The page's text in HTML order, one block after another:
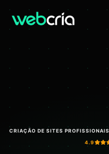
CRIAÇÃO DE SITES PROFISSIONAIS
4.9